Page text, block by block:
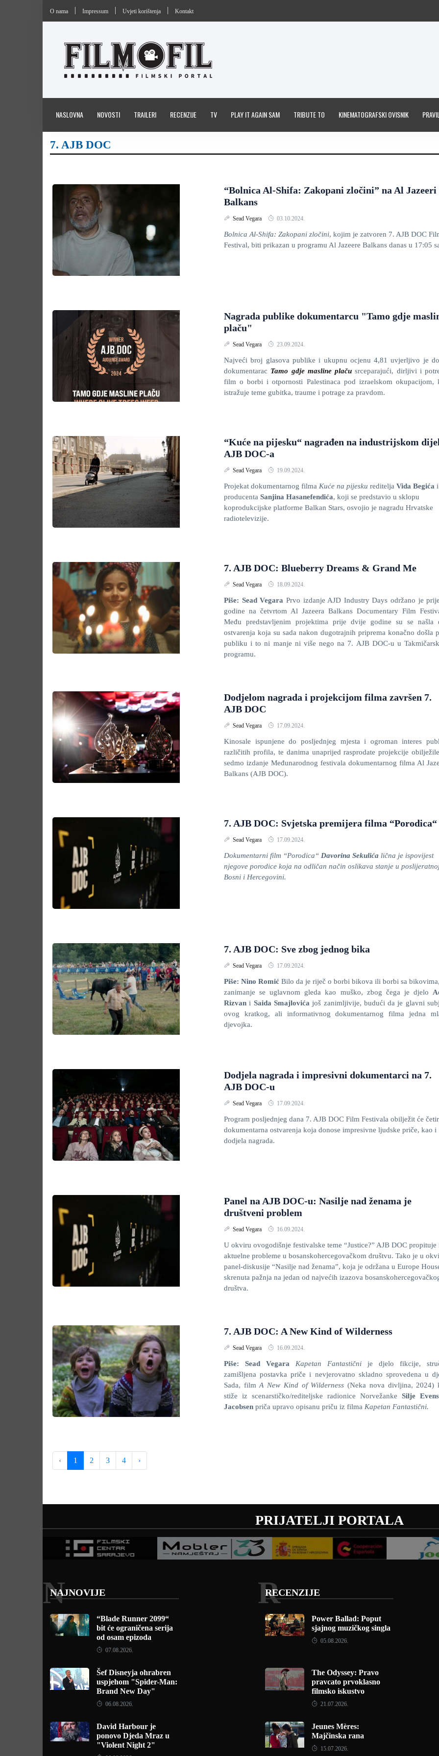
O nama Impressum Uvjeti korištenja Kontakt
NASLOVNA NOVOSTI TRAILERI RECENZIJE TV PLAY IT AGAIN SAM TRIBUTE TO KINEMATOGRAFSKI OVISNIK
7. AJB DOC
“Bolnica Al-Shifa: Zakopani zločini” na Al Jazeeri
Balkans
Sead Vegara 03.10.2024.
Bolnica Al-Shifa: Zakopani zločini, kojim je zatvoren 7. AJB DOC
Festival, biti prikazan u programu Al Jazeere Balkans danas u 17:05
Nagrada publike dokumentarcu "Tamo gdje
plaču"
Sead Vegara 23.09.2024.
Najveći broj glasova publike i ukupnu ocjenu 4,81 uvjerljivo je
dokumentarac Tamo gdje masline plaču srceparajući, dirljivi i
film o borbi i otpornosti Palestinaca pod izraelskom okupacijom,
istražuje teme gubitka, traume i potrage za pravdom.
“Kuće na pijesku“ nagrađen na industrijskom
AJB DOC-a
Sead Vegara 19.09.2024.
Projekat dokumentarnog filma Kuće na pijesku reditelja Vida Begića i
producenta Sanjina Hasanefendića, koji se predstavio u sklopu
koprodukcijske platforme Balkan Stars, osvojio je nagradu Hrvatske
radiotelevizije.
7. AJB DOC: Blueberry Dreams & Grand Me
Sead Vegara 18.09.2024.
Piše: Sead Vegara Prvo izdanje AJD Industry Days održano je
godine na četvrtom Al Jazeera Balkans Documentary Film
Među predstavljenim projektima prije dvije godine su se našla
ostvarenja koja su sada nakon dugotrajnih priprema konačno došla
publiku i to ni manje ni više nego na 7. AJB DOC-u u
programu.
Dodjelom nagrada i projekcijom filma završen 7.
AJB DOC
Sead Vegara 17.09.2024.
Kinosale ispunjene do posljednjeg mjesta i ogroman interes
različitih profila, te danima unaprijed rasprodate projekcije
sedmo izdanje Međunarodnog festivala dokumentarnog filma Al
Balkans (AJB DOC).
7. AJB DOC: Svjetska premijera filma “Porodica“
Sead Vegara 17.09.2024.
Dokumentarni film “Porodica“ Davorina Sekulića lična je ispovijest
njegove porodice koja na odličan način oslikava stanje u
Bosni i Hercegovini.
7. AJB DOC: Sve zbog jednog bika
Sead Vegara 17.09.2024.
Piše: Nino Romić Bilo da je riječ o borbi bikova ili borbi sa
zanimanje se uglavnom gleda kao muško, zbog čega je djelo
Rizvan i Saida Smajlovića još zanimljivije, budući da je glavni
ovog kratkog, ali informativnog dokumentarnog filma jedna
djevojka.
Dodjela nagrada i impresivni dokumentarci na 7.
AJB DOC-u
Sead Vegara 17.09.2024.
Program posljednjeg dana 7. AJB DOC Film Festivala obilježit će
dokumentarna ostvarenja koja donose impresivne ljudske priče, kao i
dodjela nagrada.
Panel na AJB DOC-u: Nasilje nad ženama je
društveni problem
Sead Vegara 16.09.2024.
U okviru ovogodišnje festivalske teme “Justice?” AJB DOC propituje
aktuelne probleme u bosanskohercegovačkom društvu. Tako je u
panel-diskusije “Nasilje nad ženama”, koja je održana u Europe
skrenuta pažnja na jedan od najvećih izazova
društva.
7. AJB DOC: A New Kind of Wilderness
Sead Vegara 16.09.2024.
Piše: Sead Vegara Kapetan Fantastični je djelo fikcije,
zamišljena postavka priče i nevjerovatno skladno sprovedena u
Sada, filmA New Kind of Wilderness(Neka nova divljina, 2024)
stiže iz scenarstičko/rediteljske radionice Norvežanke Silje
Jacobsen priča upravo opisanu priču iz filma Kapetan Fantastični.
‹ 1 2 3 4 ›
PRIJATELJI PORTALA
NAJNOVIJE
N
“Blade Runner 2099“
bit će ograničena serija
od osam epizoda
07.08.2026.
Šef Disneyja ohrabren
uspjehom "Spider-Man:
Brand New Day"
06.08.2026.
David Harbour je
ponovo Djeda Mraz u
"Violent Night 2"
RECENZIJE
R
Power Ballad: Poput
sjajnog muzičkog singla
05.08.2026.
The Odyssey: Pravo
pravcato prvoklasno
filmsko iskustvo
21.07.2026.
Jeunes Mères:
Majčinska rana
15.07.2026.